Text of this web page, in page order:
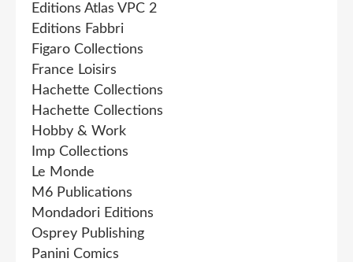
Editions Atlas VPC 2
Editions Fabbri
Figaro Collections
France Loisirs
Hachette Collections
Hachette Collections
Hobby & Work
Imp Collections
Le Monde
M6 Publications
Mondadori Editions
Osprey Publishing
Panini Comics